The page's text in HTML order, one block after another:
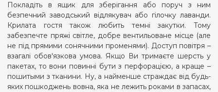
Покладіть в ящик для зберігання або поруч з ним
безпечний заводський відлякувач або гілочку лаванди.
Крилата гостя також любить темні закутки. Тому
забезпечте пряжі світле, добре вентильоване місце (але
не під прямими сонячними променями). Доступ повітря –
взагалі обов'язкова умова. Якщо Ви тримаєте шерсть у
пакетах, то вони повинні бути з перфорацією, а краще –
пошитыми з тканини. Ну, а найменше страждає від будь-
яких пошкоджень вовна, яка не лежить роками в запасах,